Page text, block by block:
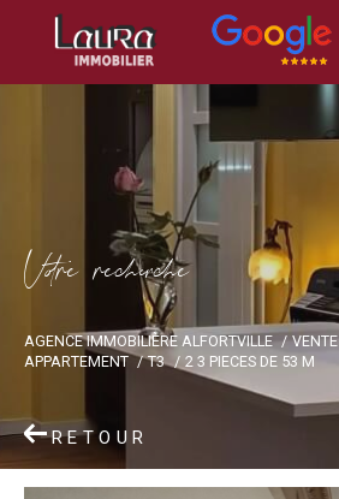
Vore recece
AGENCE IMMOBILIÈRE ALFORTVILLE VENTE
APPARTEMENT
T3 2 3 PIECES DE 53 M
RETOUR